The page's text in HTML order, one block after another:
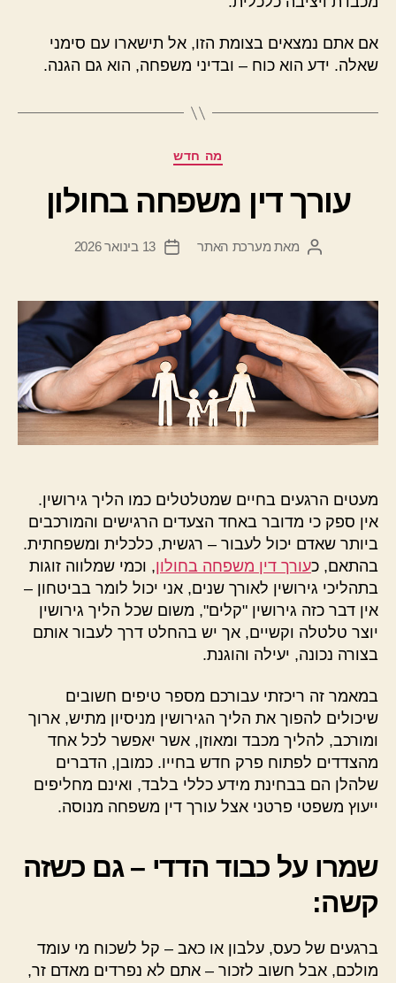
אם אתם נמצאים בצומת הזו, אל תישארו עם סימני
שאלה. ידע הוא כוח – ובדיני משפחה, הוא גם הגנה.
קטגוריותמה חדש
עורך דין משפחה בחולון
המחבר
מאת מערכת האתר
תאריך
13 בינואר 2026
מעטים הרגעים בחיים שמטלטלים כמו הליך גירושין.
אין ספק כי מדובר באחד הצעדים הרגישים והמורכבים
ביותר שאדם יכול לעבור – רגשית, כלכלית ומשפחתית.
בהתאם, כעורך דין משפחה בחולון, וכמי שמלווה זוגות
בתהליכי גירושין לאורך שנים, אני יכול לומר בביטחון –
אין דבר כזה גירושין "קלים", משום שכל הליך גירושין
יוצר טלטלה וקשיים, אך יש בהחלט דרך לעבור אותם
בצורה נכונה, יעילה והוגנת.
במאמר זה ריכזתי עבורכם מספר טיפים חשובים
שיכולים להפוך את הליך הגירושין מניסיון מתיש, ארוך
ומורכב, להליך מכבד ומאוזן, אשר יאפשר לכל אחד
מהצדדים לפתוח פרק חדש בחייו. כמובן, הדברים
שלהלן הם בבחינת מידע כללי בלבד, ואינם מחליפים
ייעוץ משפטי פרטני אצל עורך דין משפחה מנוסה.
שמרו על כבוד הדדי – גם כשזה
קשה:
ברגעים של כעס, עלבון או כאב – קל לשכוח מי עומד
מולכם, אבל חשוב לזכור – אתם לא נפרדים מאדם זר,